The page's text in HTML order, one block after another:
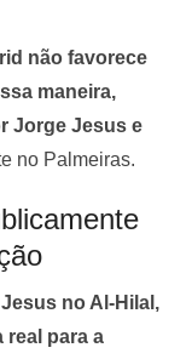
não favorece
maneira,
Jorge Jesus e
no Palmeiras.
no Al-Hilal,
real para a